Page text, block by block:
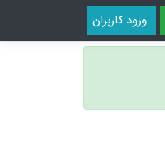
ورود کاربران